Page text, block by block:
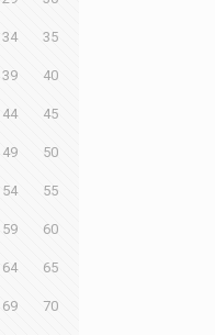
34 35
39 40
44 45
49 50
54 55
59 60
64 65
69 70